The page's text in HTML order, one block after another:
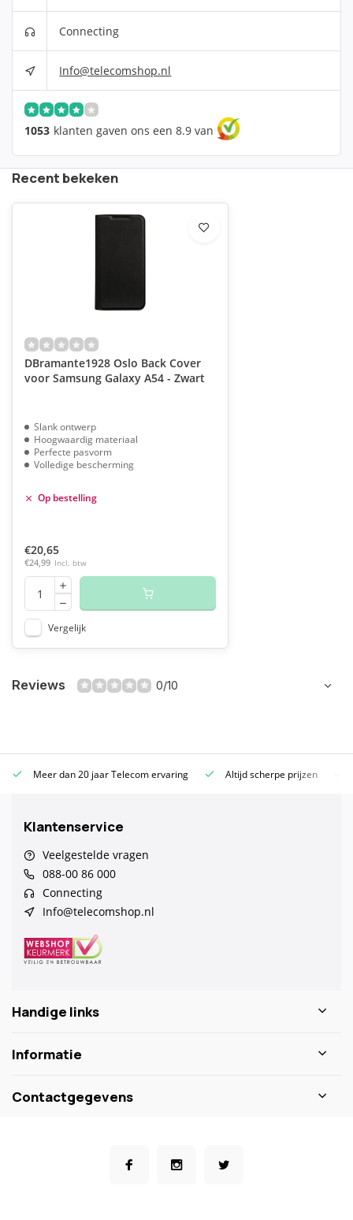
Connecting
Info@telecomshop.nl
1053 klanten gaven ons een 8.9 van
Recent bekeken
DBramante1928 Oslo Back Cover
voor Samsung Galaxy A54 - Zwart
Slank ontwerp
Hoogwaardig materiaal
Perfecte pasvorm
Volledige bescherming
Op bestelling
€20,65
€24,99 Incl. btw
Vergelijk
Reviews 0/10
Meer dan 20 jaar Telecom ervaring Altijd scherpe prijzen
Klantenservice
Veelgestelde vragen
088-00 86 000
Connecting
Info@telecomshop.nl
Handige links
Informatie
Contactgegevens